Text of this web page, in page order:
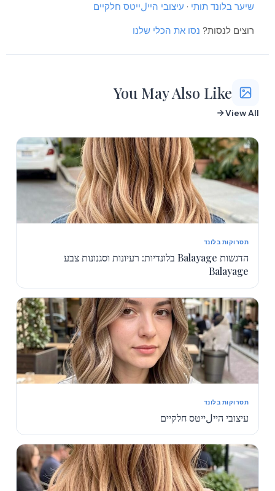
More
שיער בלונד תותי · עיצובי הייلייטס חלקיים
רוצים לנסות? נסו את הכלי שלנו
You May Also Like
View All
תסרוקות בלונד
הדגשות Balayage בלונדיות: רעיונות וסגנונות צבע
Balayage
תסרוקות בלונד
עיצובי הייلייטס חלקיים